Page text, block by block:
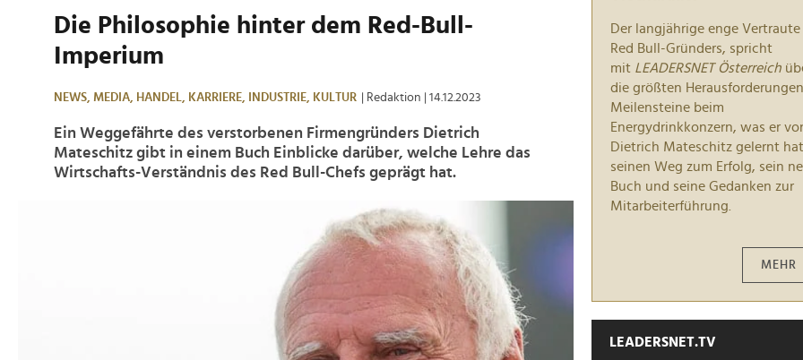
Die Philosophie hinter dem Red-Bull-
Imperium
NEWS, MEDIA, HANDEL, KARRIERE, INDUSTRIE, KULTUR | Redaktion | 14.12.2023
Ein Weggefährte des verstorbenen Firmengründers Dietrich
Mateschitz gibt in einem Buch Einblicke darüber, welche Lehre das
Wirtschafts-Verständnis des Red Bull-Chefs geprägt hat.
Der langjährige enge Vertraute
Red Bull-Gründers, spricht
mit LEADERSNET Österreich
die größten
Meilensteine beim
Energydrinkkonzern, was er
Dietrich Mateschitz gelernt
seinen Weg zum Erfolg, sein
Buch und seine Gedanken zur
Mitarbeiterführung.
MEHR
LEADERSNET.TV